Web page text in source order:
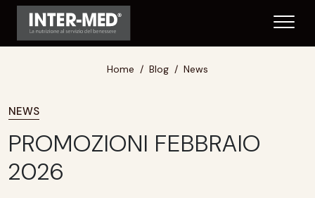
Home Blog News
NEWS
PROMOZIONI FEBBRAIO
2026